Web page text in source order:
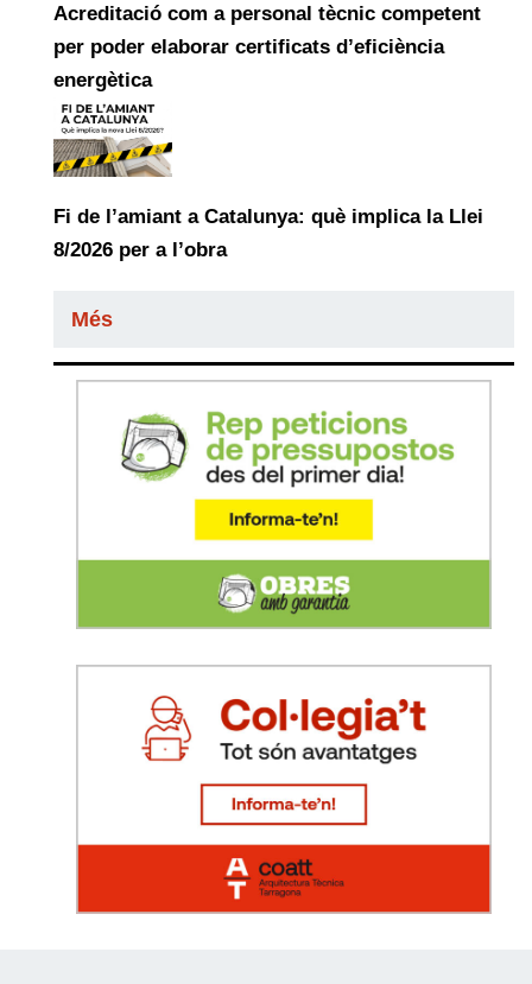
Acreditació com a personal tècnic competent
per poder elaborar certificats d’eficiència
energètica
Fi de l’amiant a Catalunya: què implica la Llei
8/2026 per a l’obra
Més